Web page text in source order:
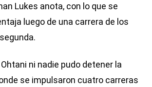
Lukes anota, con lo que se
luego de una carrera de los
ni nadie pudo detener la
se impulsaron cuatro carreras